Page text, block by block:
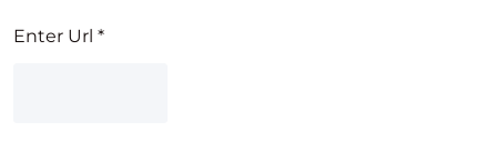
Enter Url *